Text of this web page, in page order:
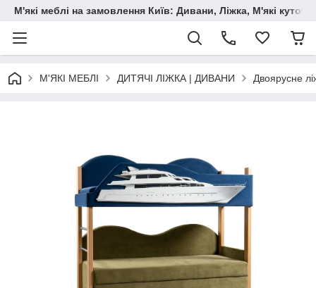
М'які меблі на замовлення Київ: Дивани, Ліжка, М'які
М'ЯКІ МЕБЛІ ДИТЯЧІ ЛІЖКА | ДИВАНИ Двоярусне